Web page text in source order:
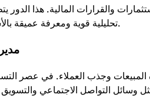
والقرارات المالية. هذا الدور
تحليلية قوية ومعرفة عميقة بالأسواق المالية.
المبيعات وجذب العملاء. في عصر